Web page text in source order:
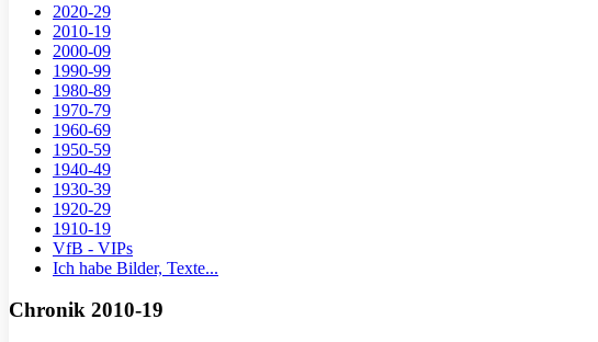
2020-29
2010-19
2000-09
1990-99
1980-89
1970-79
1960-69
1950-59
1940-49
1930-39
1920-29
1910-19
VfB - VIPs
Ich habe Bilder, Texte...
Chronik 2010-19